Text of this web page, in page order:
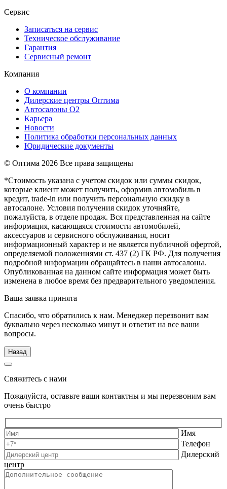
Сервис
Записаться на сервис
Техническое обслуживание
Гарантия
Сервисный ремонт
Компания
О компании
Дилерские центры Оптима
Автосалоны О2
Карьера
Новости
Политика обработки персональных данных
Юридические документы
© Оптима 2026 Все права защищены
*Стоимость указана с учетом скидок или суммы скидок,
которые клиент может получить, оформив автомобиль в
кредит, trade-in или получить персональную скидку в
автосалоне. Условия получения скидок уточняйте,
пожалуйста, в отделе продаж. Вся представленная на сайте
информация, касающаяся стоимости автомобилей,
аксессуаров и сервисного обслуживания, носит
информационный характер и не является публичной офертой,
определяемой положениями ст. 437 (2) ГК РФ. Для получения
подробной информации обращайтесь в наши автосалоны.
Опубликованная на данном сайте информация может быть
изменена в любое время без предварительного уведомления.
Ваша заявка принята
Спасибо, что обратились к нам. Менеджер перезвонит вам
буквально через несколько минут и ответит на все ваши
вопросы.
Назад
Свяжитесь с нами
Пожалуйста, оставьте ваши контактны и мы перезвоним вам
очень быстро
Имя
Телефон
Дилерский
центр